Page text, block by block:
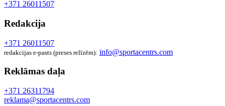
+371 26011507
Redakcija
+371 26011507
redakcijas e-pasts (preses relīzēm): info@sportacentrs.com
Reklāmas daļa
+371 26311794
reklama@sportacentrs.com